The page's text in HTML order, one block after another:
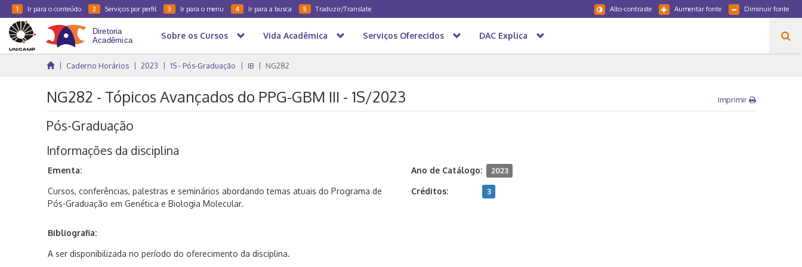
1 Ir para o conteúdo 2 Serviços por perfil 3 Ir para o menu 4 Ir para a busca 5 Traduzir/Translate Diminuir fonte
Aumentar fonte
Alto-contraste
Sobre os Cursos Vida Acadêmica Serviços Oferecidos DAC Explica
Caderno Horários 2023 1S - Pós-Graduação IB NG282
NG282 - Tópicos Avançados do PPG-GBM III - 1S/2023 Imprimir
Pós-Graduação
Informações da disciplina
Ementa:
Cursos, conferências, palestras e seminários abordando temas atuais do Programa de
Pós-Graduação em Genética e Biologia Molecular.
Bibliografia:
A ser disponibilizada no período do oferecimento da disciplina.
Ano de Catálogo: 2023
Créditos: 3